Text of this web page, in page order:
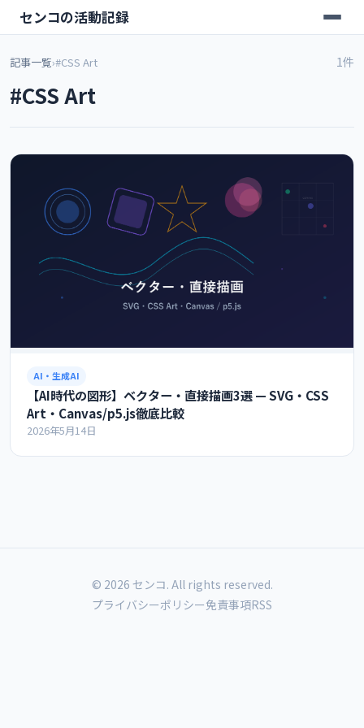
センコの活動記録
記事一覧›#CSS Art
#CSS Art
1件
AI・生成AI
【AI時代の図形】ベクター・直接描画3選 — SVG・CSS
Art・Canvas/p5.js徹底比較
2026年5月14日
© 2026 センコ. All rights reserved.
プライバシーポリシー免責事項RSS